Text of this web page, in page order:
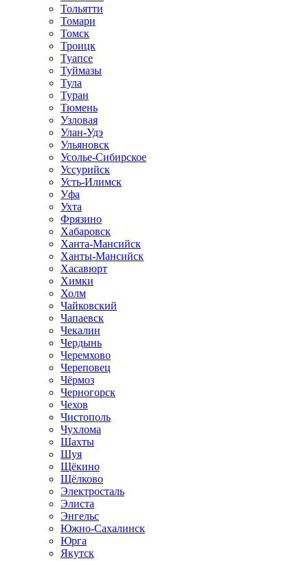
Тольятти
Томари
Томск
Троицк
Туапсе
Туймазы
Тула
Туран
Тюмень
Узловая
Улан-Удэ
Ульяновск
Усолье-Сибирское
Уссурийск
Усть-Илимск
Уфа
Ухта
Фрязино
Хабаровск
Ханта-Мансийск
Ханты-Мансийск
Хасавюрт
Химки
Холм
Чайковский
Чапаевск
Чекалин
Чердынь
Черемхово
Череповец
Чёрмоз
Черногорск
Чехов
Чистополь
Чухлома
Шахты
Шуя
Щёкино
Щёлково
Электросталь
Элиста
Энгельс
Южно-Сахалинск
Юрга
Якутск